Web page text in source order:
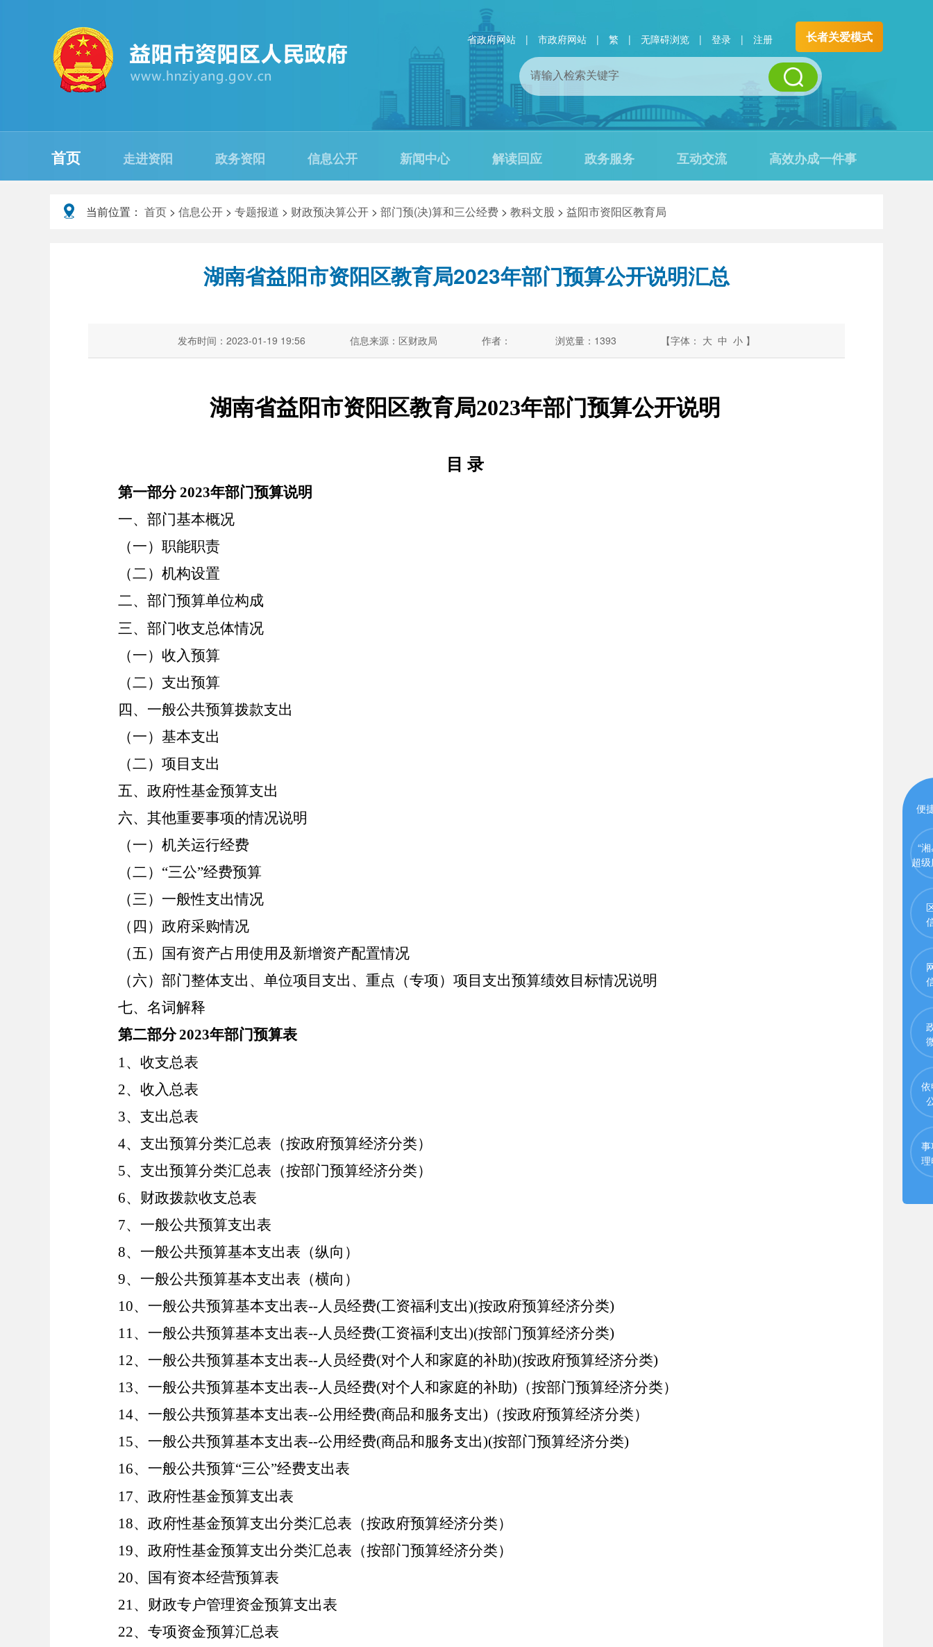
省政府网站 | 市政府网站 | 繁 | 无障碍浏览 | 登录 | 注册 长者关爱模式
首页 走进资阳 政务资阳 信息公开 新闻中心 解读回应 政务服务 互动交流 高效办成一件事
当前位置： 首页 > 信息公开 > 专题报道 > 财政预决算公开 > 部门预(决)算和三公经费 > 教科文股 > 益阳市资阳区教育局
湖南省益阳市资阳区教育局2023年部门预算公开说明汇总
发布时间：2023-01-19 19:56 信息来源：区财政局 作者： 浏览量： 1393 【字体： 大 中 小 】
湖南省益阳市资阳区教育局2023年部门预算公开说明
目 录
第一部分 2023年部门预算说明
一、部门基本概况
（一）职能职责
（二）机构设置
二、部门预算单位构成
三、部门收支总体情况
（一）收入预算
（二）支出预算
四、一般公共预算拨款支出
（一）基本支出
（二）项目支出
五、政府性基金预算支出
六、其他重要事项的情况说明
（一）机关运行经费
（二） “三公”经费预算
（三）一般性支出情况
（四）政府采购情况
（五）国有资产占用使用及新增资产配置情况
（六）部门整体支出、单位项目支出、重点（专项）项目支出预算绩效目标情况说明
七、名词解释
第二部分2023年部门预算表
1、收支总表
2、收入总表
3、支出总表
4、支出预算分类汇总表（按政府预算经济分类）
5、支出预算分类汇总表（按部门预算经济分类）
6、财政拨款收支总表
7、一般公共预算支出表
8、一般公共预算基本支出表（纵向）
9、一般公共预算基本支出表（横向）
10、一般公共预算基本支出表--人员经费(工资福利支出)(按政府预算经济分类)
11、一般公共预算基本支出表--人员经费(工资福利支出)(按部门预算经济分类)
12、一般公共预算基本支出表--人员经费(对个人和家庭的补助)(按政府预算经济分类)
13、一般公共预算基本支出表--人员经费(对个人和家庭的补助)（按部门预算经济分类）
14、一般公共预算基本支出表--公用经费(商品和服务支出)（按政府预算经济分类）
15、一般公共预算基本支出表--公用经费(商品和服务支出)(按部门预算经济分类)
16、一般公共预算“三公”经费支出表
17、政府性基金预算支出表
18、政府性基金预算支出分类汇总表（按政府预算经济分类）
19、政府性基金预算支出分类汇总表（按部门预算经济分类）
20、国有资本经营预算表
21、财政专户管理资金预算支出表
22、专项资金预算汇总表
便
“
超